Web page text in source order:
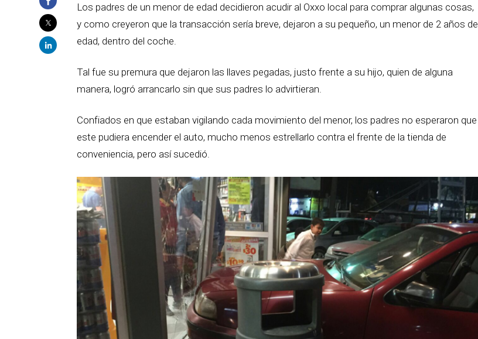
Los padres de un menor de edad decidieron acudir al Oxxo local para comprar algunas cosas,
y como creyeron que la transacción sería breve, dejaron a su pequeño, un menor de 2 años de
edad, dentro del coche.
Tal fue su premura que dejaron las llaves pegadas, justo frente a su hijo, quien de alguna
manera, logró arrancarlo sin que sus padres lo advirtieran.
Confiados en que estaban vigilando cada movimiento del menor, los padres no esperaron que
este pudiera encender el auto, mucho menos estrellarlo contra el frente de la tienda de
conveniencia, pero así sucedió.